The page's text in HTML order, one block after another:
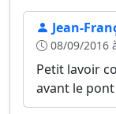
Jean-
08/09/2016
Petit lavoir
avant le